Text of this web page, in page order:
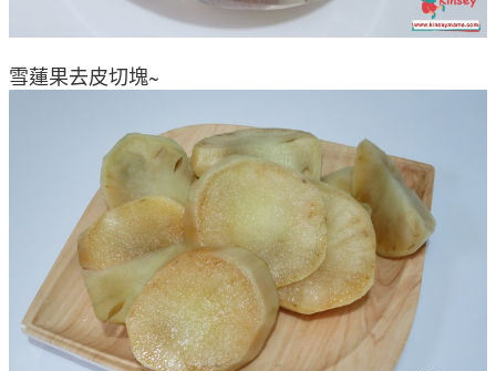
雪蓮果去皮切塊~